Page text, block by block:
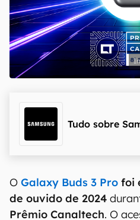
Tudo sobre
O Galaxy Buds 3 Pro foi
de ouvido de 2024
Prêmio Canaltech. O